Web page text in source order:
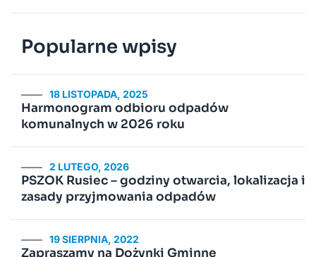
Popularne wpisy
18 LISTOPADA, 2025
Harmonogram odbioru odpadów
komunalnych w 2026 roku
2 LUTEGO, 2026
PSZOK Rusiec – godziny otwarcia, lokalizacja i
zasady przyjmowania odpadów
19 SIERPNIA, 2022
Zapraszamy na Dożynki Gminne